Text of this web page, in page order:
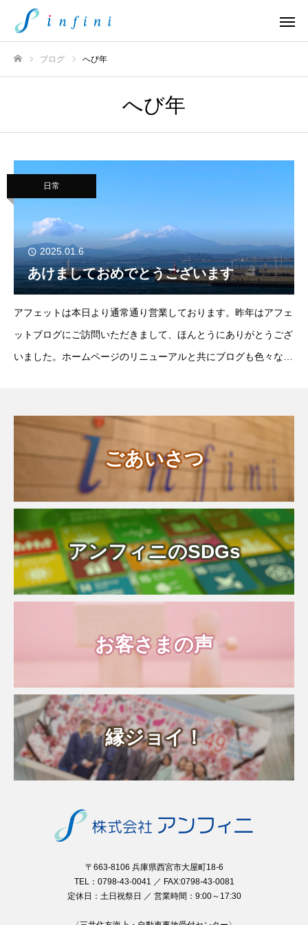
ブログ へび年
へび年
日常
2025.01.6
あけましておめでとうございます
アフェットは本日より通常通り営業しております。昨年はアフェ
ットブログにご訪問いただきまして、ほんとうにありがとうござ
いました。ホームページのリニューアルと共にブログも色々な出
ごあいさつ
アンフィニのSDGs
お客さまの声
縁ジョイ！
〒663-8106 兵庫県西宮市大屋町18-6
TEL：0798-43-0041 ／ FAX:0798-43-0081
定休日：土日祝祭日 ／ 営業時間：9:00～17:30